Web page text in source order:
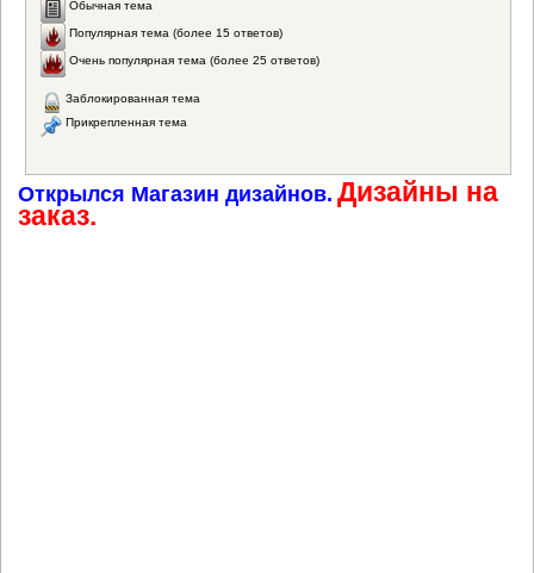
Обычная тема
Популярная тема (более 15 ответов)
Очень популярная тема (более 25 ответов)
Заблокированная тема
Прикрепленная тема
Открылся Магазин дизайнов. Дизайны на
заказ.